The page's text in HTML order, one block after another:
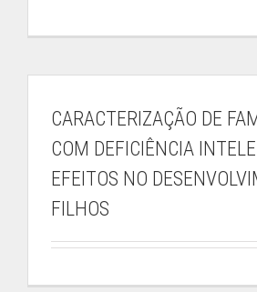
CARACTERIZAÇÃO DE
COM DEFICIÊNCIA
EFEITOS NO
FILHOS